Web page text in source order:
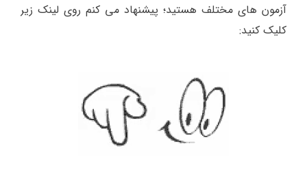
آزمون های مختلف هستید؛ پیشنهاد می کنم روی لینک زیر
کلیک کنید: